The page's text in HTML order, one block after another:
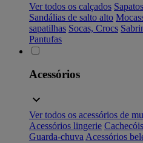
Ver todos os calçados
Sandálias de salto alto
sapatilhas Socas, Crocs
Pantufas
Acessórios
Ver todos os acessórios de
Acessórios lingerie Cachecóis
Guarda-chuva Acessórios